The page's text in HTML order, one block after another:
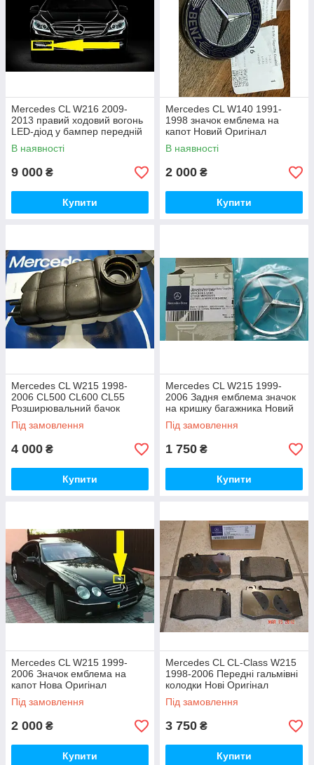
Mercedes CL W216 2009-
2013 правий ходовий вогонь
LED-діод у бампер передній
новий оригінал
В наявності
9 000 ₴
Купити
Mercedes CL W140 1991-
1998 значок емблема на
капот Новий Оригінал
В наявності
2 000 ₴
Купити
Mercedes CL W215 1998-
2006 CL500 CL600 CL55
Розширювальний бачок
Новий Оригінал
Під замовлення
4 000 ₴
Купити
Mercedes CL W215 1999-
2006 Задня емблема значок
на кришку багажника Новий
Оригінал
Під замовлення
1 750 ₴
Купити
Mercedes CL W215 1999-
2006 Значок емблема на
капот Нова Оригінал
Під замовлення
2 000 ₴
Купити
Mercedes CL CL-Class W215
1998-2006 Передні гальмівні
колодки Нові Оригінал
Під замовлення
3 750 ₴
Купити